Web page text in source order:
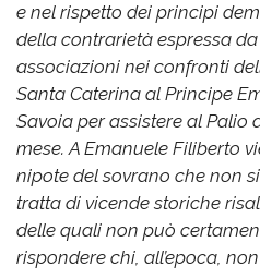
e nel rispetto dei principi
della contrarietà espressa
associazioni nei confronti
Santa Caterina al Principe
Savoia per assistere al Palio
mese.A Emanuele Filiberto
nipote del sovrano che non
tratta di vicende storiche
delle quali non può
rispondere chi, all’epoca,